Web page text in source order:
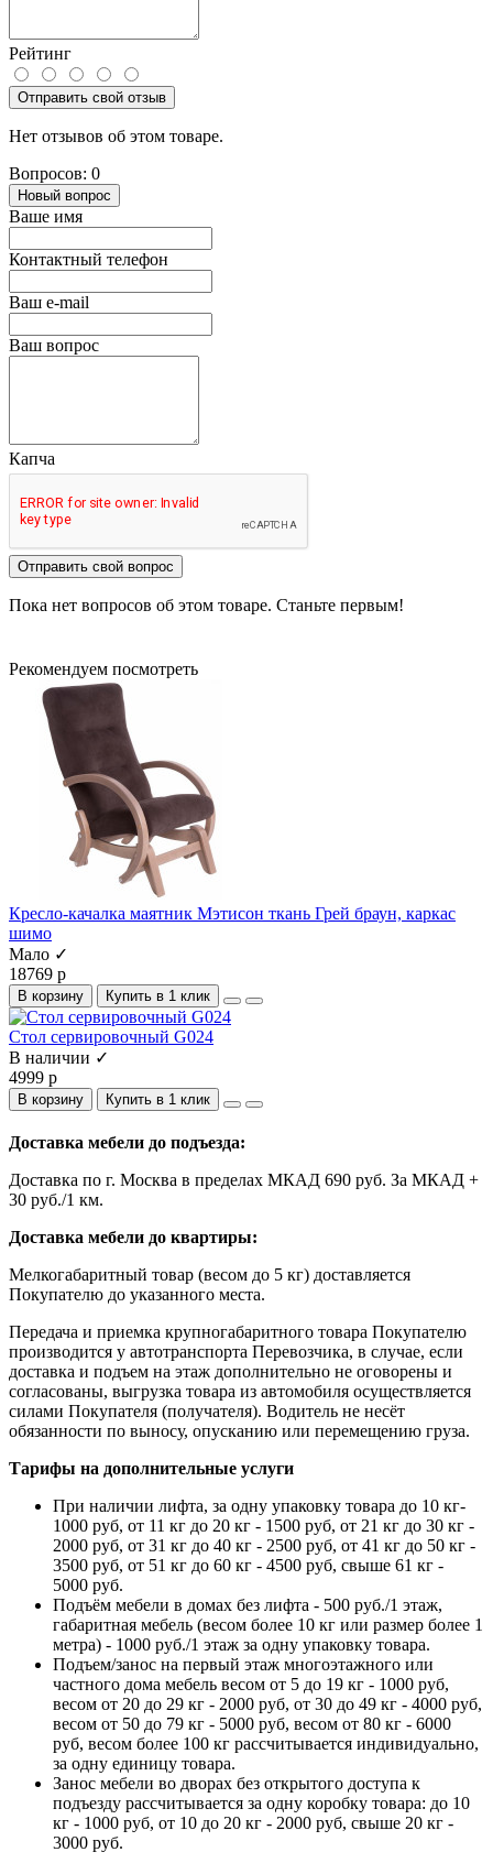
Рейтинг
Отправить свой отзыв
Нет отзывов об этом товаре.
Вопросов: 0
Новый вопрос
Ваше имя
Контактный телефон
Ваш e-mail
Ваш вопрос
Капча
Отправить свой вопрос
Пока нет вопросов об этом товаре. Станьте первым!
Рекомендуем посмотреть
Кресло-качалка маятник Мэтисон ткань Грей браун, каркас
шимо
Мало ✓
18769 р
В корзину Купить в 1 клик
Стол сервировочный G024
В наличии ✓
4999 р
В корзину Купить в 1 клик
Доставка мебели до подъезда:
Доставка по г. Москва в пределах МКАД 690 руб. За МКАД +
30 руб./1 км.
Доставка мебели до квартиры:
Мелкогабаритный товар (весом до 5 кг) доставляется
Покупателю до указанного места.
Передача и приемка крупногабаритного товара Покупателю
производится у автотранспорта Перевозчика, в случае, если
доставка и подъем на этаж дополнительно не оговорены и
согласованы, выгрузка товара из автомобиля осуществляется
силами Покупателя (получателя). Водитель не несёт
обязанности по выносу, опусканию или перемещению груза.
Тарифы на дополнительные услуги
При наличии лифта, за одну упаковку товара до 10 кг-
1000 руб, от 11 кг до 20 кг - 1500 руб, от 21 кг до 30 кг -
2000 руб, от 31 кг до 40 кг - 2500 руб, от 41 кг до 50 кг -
3500 руб, от 51 кг до 60 кг - 4500 руб, свыше 61 кг -
5000 руб.
Подъём мебели в домах без лифта - 500 руб./1 этаж,
габаритная мебель (весом более 10 кг или размер более 1
метра) - 1000 руб./1 этаж за одну упаковку товара.
Подъем/занос на первый этаж многоэтажного или
частного дома мебель весом от 5 до 19 кг - 1000 руб,
весом от 20 до 29 кг - 2000 руб, от 30 до 49 кг - 4000 руб,
весом от 50 до 79 кг - 5000 руб, весом от 80 кг - 6000
руб, весом более 100 кг рассчитывается индивидуально,
за одну единицу товара.
Занос мебели во дворах без открытого доступа к
подъезду рассчитывается за одну коробку товара: до 10
кг - 1000 руб, от 10 до 20 кг - 2000 руб, свыше 20 кг -
3000 руб.